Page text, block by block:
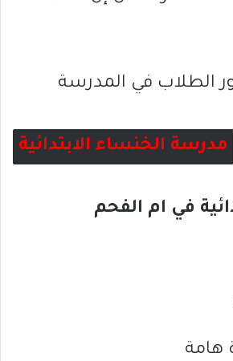
الطلاب في المدرسة
مدرسة الخنساء الابتدائية
في ام الفحم
هامة